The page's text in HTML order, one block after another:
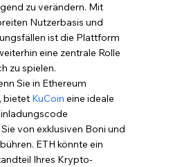
zu verändern. Mit
Nutzerbasis und
ist die Plattform
eine zentrale Rolle
zu spielen.
Sie in Ethereum
bietet KuCoin eine ideale
von exklusiven Boni und
ETH könnte ein
Ihres Krypto-